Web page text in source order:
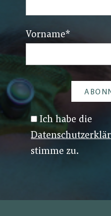
Vorname*
Ich habe die
stimme zu.